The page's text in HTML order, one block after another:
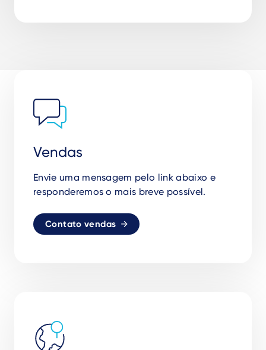
Vendas
Envie uma mensagem pelo link abaixo e
responderemos o mais breve possível.
Contato vendas